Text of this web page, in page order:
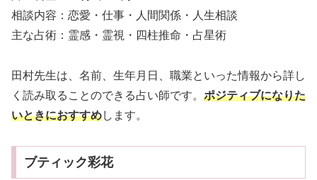
相談内容：恋愛・仕事・人間関係・人生相談
主な占術：霊感・霊視・四柱推命・占星術
田村先生は、名前、生年月日、職業といった情報から詳し
く読み取ることのできる占い師です。 ポジティブになりた
いときにおすすめします。
ブティック彩花